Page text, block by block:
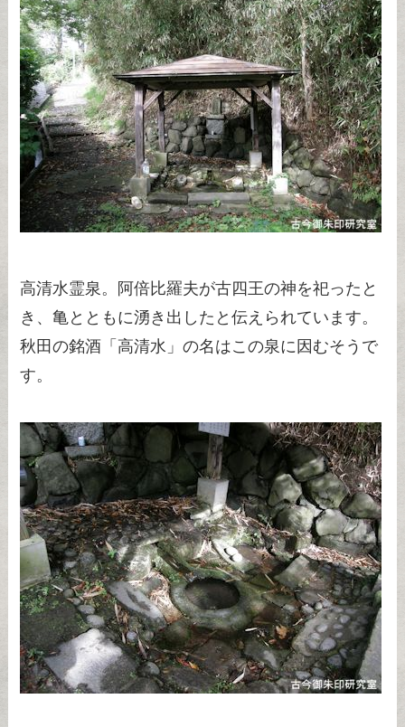
高清水霊泉。阿倍比羅夫が古四王の神を祀ったと
き、亀とともに湧き出したと伝えられています。
秋田の銘酒「高清水」の名はこの泉に因むそうで
す。